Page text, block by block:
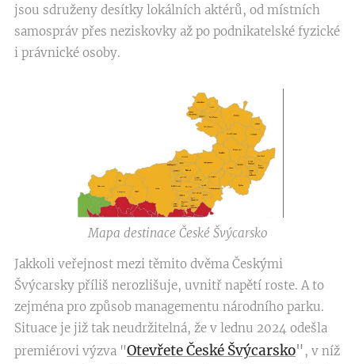
jsou sdruženy desítky lokálních aktérů, od místních
samospráv přes neziskovky až po podnikatelské fyzické
i právnické osoby.
Mapa destinace České Švýcarsko
Jakkoli veřejnost mezi těmito dvěma Českými
Švýcarsky příliš nerozlišuje, uvnitř napětí roste. A to
zejména pro způsob managementu národního parku.
Situace je již tak neudržitelná, že v lednu 2024 odešla
premiérovi výzva "Otevřete České Švýcarsko" , v níž